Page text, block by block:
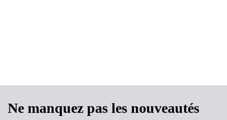
Ne manquez pas les nouveautés